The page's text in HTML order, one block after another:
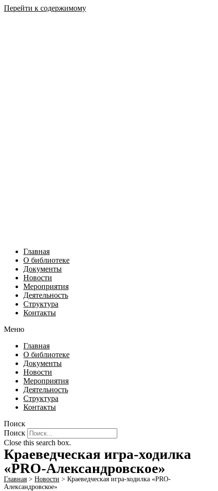
Перейти к содержимому
Главная
О библиотеке
Документы
Новости
Мероприятия
Деятельность
Структура
Контакты
Меню
Главная
О библиотеке
Документы
Новости
Мероприятия
Деятельность
Структура
Контакты
Поиск
Поиск
Close this search box.
Краеведческая игра-ходилка
«PRO-Александровское»
Главная > Новости > Краеведческая игра-ходилка «PRO-
Александровское»